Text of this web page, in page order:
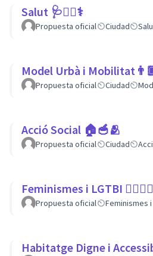
Salut 🩺👩‍⚕️⚕
Propuesta oficial Ciudad
Model Urbà i
Propuesta oficial Ciudad
Acció Social 🏠🥣🫂
Propuesta oficial Ciudad
Feminismes i LGTBI
Propuesta oficial Feminismes i
Habitatge Digne i